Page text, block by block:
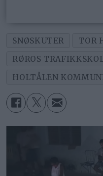
SNØSKUTER
TOR
RØROS
HOLTÅLEN